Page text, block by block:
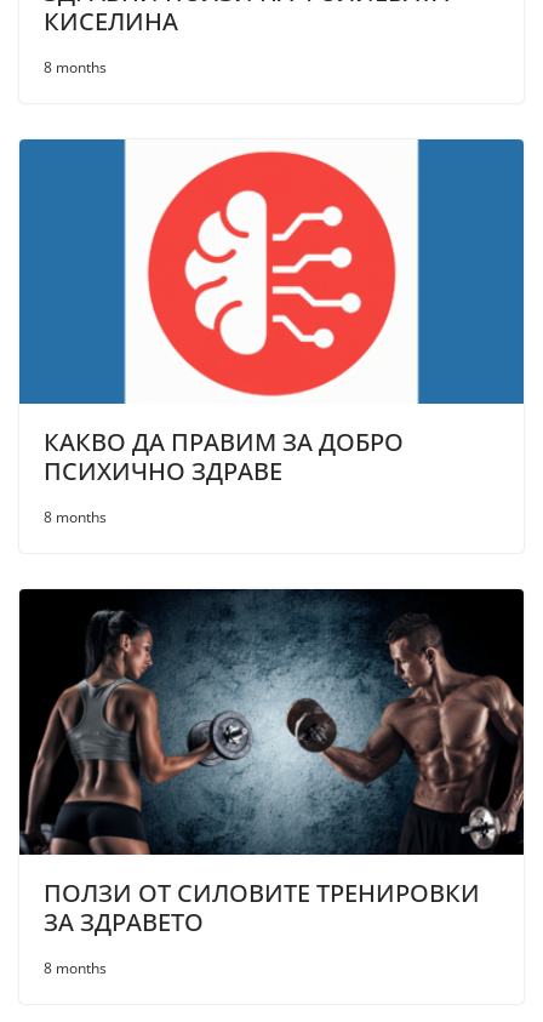
КИСЕЛИНА
8 months
КАКВО ДА ПРАВИМ ЗА ДОБРО
ПСИХИЧНО ЗДРАВЕ
8 months
ПОЛЗИ ОТ СИЛОВИТЕ ТРЕНИРОВКИ
ЗА ЗДРАВЕТО
8 months